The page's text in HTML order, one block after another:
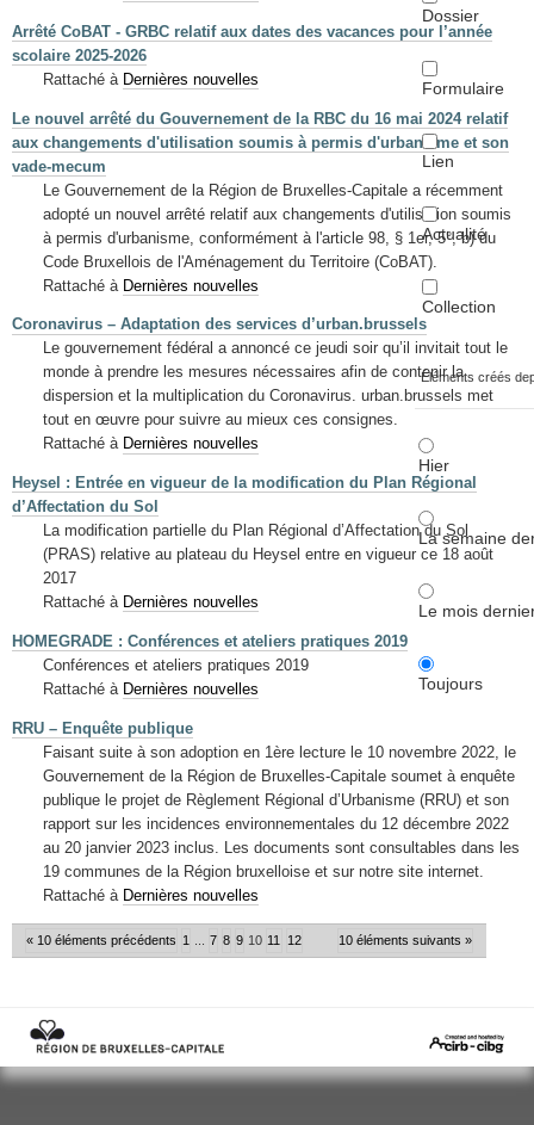
Dossier
Formulaire
Lien
Actualité
Collection
Éléments créés
Hier
La semaine
Le mois
Toujours
Arrêté CoBAT - GRBC relatif aux dates des vacances pour l’année
scolaire 2025-2026
Rattaché à Dernières nouvelles
Le nouvel arrêté du Gouvernement de la RBC du 16 mai 2024 relatif
aux changements d'utilisation soumis à permis d'urbanisme et son
vade-mecum
Le Gouvernement de la Région de Bruxelles-Capitale a récemment
adopté un nouvel arrêté relatif aux changements d'utilisation soumis
à permis d'urbanisme, conformément à l'article 98, § 1er, 5°, b) du
Code Bruxellois de l'Aménagement du Territoire (CoBAT).
Rattaché à Dernières nouvelles
Coronavirus – Adaptation des services d’urban.brussels
Le gouvernement fédéral a annoncé ce jeudi soir qu’il invitait tout le
monde à prendre les mesures nécessaires afin de contenir la
dispersion et la multiplication du Coronavirus. urban.brussels met
tout en œuvre pour suivre au mieux ces consignes.
Rattaché à Dernières nouvelles
Heysel : Entrée en vigueur de la modification du Plan Régional
d’Affectation du Sol
La modification partielle du Plan Régional d’Affectation du Sol
(PRAS) relative au plateau du Heysel entre en vigueur ce 18 août
2017
Rattaché à Dernières nouvelles
HOMEGRADE : Conférences et ateliers pratiques 2019
Conférences et ateliers pratiques 2019
Rattaché à Dernières nouvelles
RRU – Enquête publique
Faisant suite à son adoption en 1ère lecture le 10 novembre 2022, le
Gouvernement de la Région de Bruxelles-Capitale soumet à enquête
publique le projet de Règlement Régional d’Urbanisme (RRU) et son
rapport sur les incidences environnementales du 12 décembre 2022
au 20 janvier 2023 inclus. Les documents sont consultables dans les
19 communes de la Région bruxelloise et sur notre site internet.
Rattaché à Dernières nouvelles
« 10 éléments précédents 10 éléments suivants »
1 7 8 9 10 11 12